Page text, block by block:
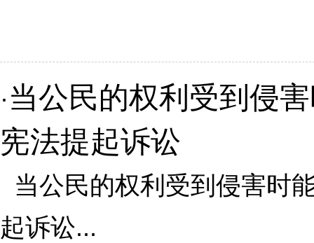
·当公民的权利受到侵
宪法提起诉讼
当公民的权利受到侵害时
起诉讼...